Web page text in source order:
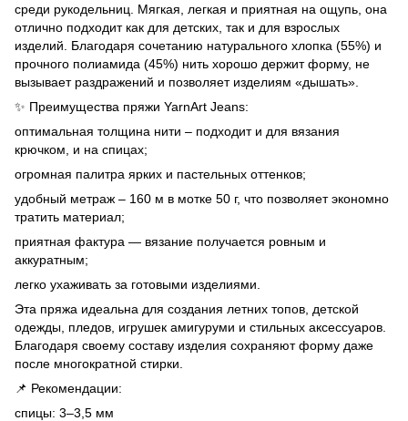
среди рукодельниц. Мягкая, легкая и приятная на ощупь, она
отлично подходит как для детских, так и для взрослых
изделий. Благодаря сочетанию натурального хлопка (55%) и
прочного полиамида (45%) нить хорошо держит форму, не
вызывает раздражений и позволяет изделиям «дышать».
✨ Преимущества пряжи YarnArt Jeans:
оптимальная толщина нити – подходит и для вязания
крючком, и на спицах;
огромная палитра ярких и пастельных оттенков;
удобный метраж – 160 м в мотке 50 г, что позволяет экономно
тратить материал;
приятная фактура — вязание получается ровным и
аккуратным;
легко ухаживать за готовыми изделиями.
Эта пряжа идеальна для создания летних топов, детской
одежды, пледов, игрушек амигуруми и стильных аксессуаров.
Благодаря своему составу изделия сохраняют форму даже
после многократной стирки.
📌 Рекомендации:
спицы: 3–3,5 мм